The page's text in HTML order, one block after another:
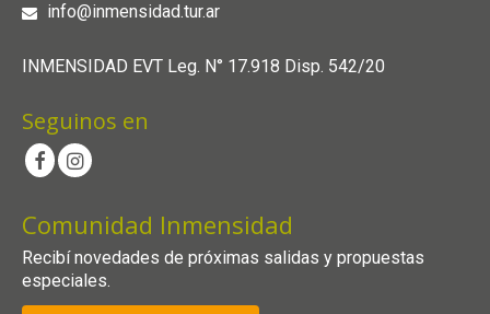
info@inmensidad.tur.ar
INMENSIDAD EVT Leg. N° 17.918 Disp. 542/20
Seguinos en
Comunidad Inmensidad
Recibí novedades de próximas salidas y propuestas
especiales.